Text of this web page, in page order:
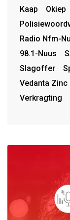
Kaap
Okiep
Radio Nfm-
98.1-Nuus
Slagoffer
Vedanta Zinc
Verkragting